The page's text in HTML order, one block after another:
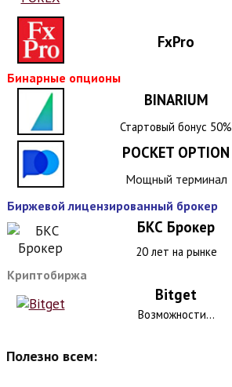
FxPro
Бинарные опционы
BINARIUM
Стартовый бонус 50%
POCKET OPTION
Мощный терминал
Биржевой лицензированный брокер
БКС Брокер
20 лет на рынке
Криптобиржа
Bitget
Возможности...
Полезно всем: